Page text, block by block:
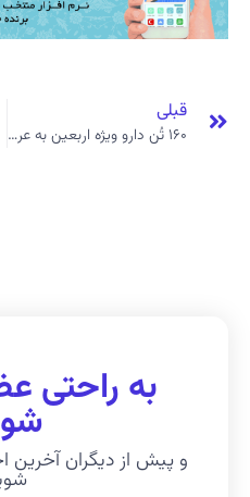
قبلی
۱۶۰ تُن دارو ویژه اربعین به عراق ارسال می‌شود
به راحتی
و پیش از دیگران آخرین
شوید